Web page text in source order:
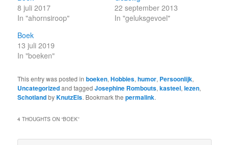
8 juli 2017
In "ahornsiroop"
22 september 2013
In "geluksgevoel"
Boek
13 juli 2019
In "boeken"
This entry was posted inboeken,Hobbies,humor, Persoonlijk,
Uncategorizedand taggedJosephine Rombouts,kasteel,lezen,
SchotlandbyKnutzEls. Bookmark thepermalink.
4 THOUGHTS ON “BOEK”